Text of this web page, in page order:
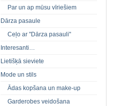
Par un ap mūsu vīriešiem
Dārza pasaule
Ceļo ar "Dārza pasauli"
Interesanti…
Lietišķā sieviete
Mode un stils
Ādas kopšana un make-up
Garderobes veidošana